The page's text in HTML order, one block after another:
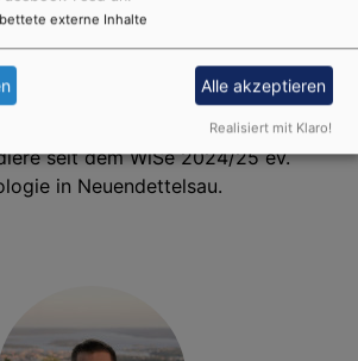
Homepage
ich heiße Lars Helwich,
seit dem WiSe 2024/25 ev.
in Neuendettelsau.
externe Inhalte
Alle akzeptieren
Realisiert mit Klaro!